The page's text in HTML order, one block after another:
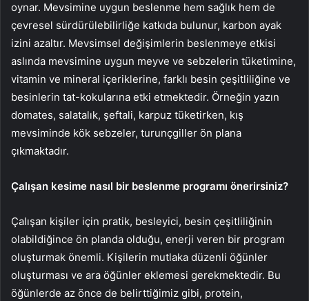
oynar. Mevsimine uygun beslenme hem sağlık hem de
çevresel sürdürülebilirliğe katkıda bulunur, karbon ayak
izini azaltır. Mevsimsel değişimlerin beslenmeye etkisi
aslında mevsimine uygun meyve ve sebzelerin tüketimine,
vitamin ve mineral içeriklerine, farklı besin çeşitliliğine ve
besinlerin tat-kokularına etki etmektedir. Örneğin yazın
domates, salatalık, şeftali, karpuz tüketirken, kış
mevsiminde kök sebzeler, turunçgiller ön plana
çıkmaktadır.
Çalışan kesime nasıl bir beslenme programı önerirsiniz?
Çalışan kişiler için pratik, besleyici, besin çeşitliliğinin
olabildiğince ön planda olduğu, enerji veren bir program
oluşturmak önemli. Kişilerin mutlaka düzenli öğünler
oluşturması ve ara öğünler eklemesi gerekmektedir. Bu
öğünlerde az önce de belirttiğimiz gibi, protein,